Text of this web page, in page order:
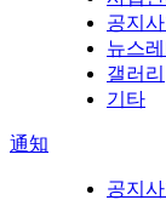
공지
뉴스레
갤러리
기타
通知
공지